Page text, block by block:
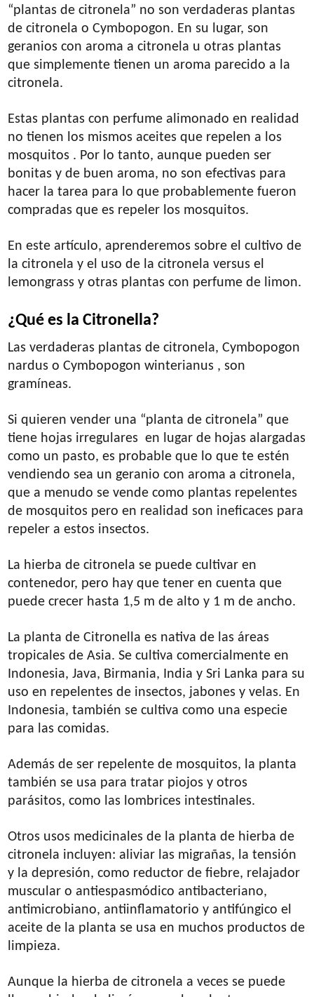
“plantas de citronela” no son verdaderas plantas
de citronela o Cymbopogon. En su lugar, son
geranios con aroma a citronela u otras plantas
que simplemente tienen un aroma parecido a la
citronela.
Estas plantas con perfume alimonado en realidad
no tienen los mismos aceites que repelen a los
mosquitos . Por lo tanto, aunque pueden ser
bonitas y de buen aroma, no son efectivas para
hacer la tarea para lo que probablemente fueron
compradas que es repeler los mosquitos.
En este artículo, aprenderemos sobre el cultivo de
la citronela y el uso de la citronela versus el
lemongrass y otras plantas con perfume de limon.
¿Qué es la Citronella?
Las verdaderas plantas de citronela, Cymbopogon
nardus o Cymbopogon winterianus , son
gramíneas.
Si quieren vender una “planta de citronela” que
tiene hojas irregulares en lugar de hojas alargadas
como un pasto, es probable que lo que te estén
vendiendo sea un geranio con aroma a citronela,
que a menudo se vende como plantas repelentes
de mosquitos pero en realidad son ineficaces para
repeler a estos insectos.
La hierba de citronela se puede cultivar en
contenedor, pero hay que tener en cuenta que
puede crecer hasta 1,5 m de alto y 1 m de ancho.
La planta de Citronella es nativa de las áreas
tropicales de Asia. Se cultiva comercialmente en
Indonesia, Java, Birmania, India y Sri Lanka para su
uso en repelentes de insectos, jabones y velas. En
Indonesia, también se cultiva como una especie
para las comidas.
Además de ser repelente de mosquitos, la planta
también se usa para tratar piojos y otros
parásitos, como las lombrices intestinales.
Otros usos medicinales de la planta de hierba de
citronela incluyen: aliviar las migrañas, la tensión
y la depresión, como reductor de fiebre, relajador
muscular o antiespasmódico antibacteriano,
antimicrobiano, antiinflamatorio y antifúngico el
aceite de la planta se usa en muchos productos de
limpieza.
Aunque la hierba de citronela a veces se puede